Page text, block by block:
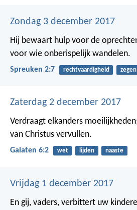
Zondag 3 december 2017
Hij bewaart hulp voor de
voor wie onberispelijk wandelen.
Spreuken 2:7 rechtvaardigheid zegen
Zaterdag 2 december 2017
Verdraagt elkanders
van Christus vervullen.
Galaten 6:2 wet lijden naaste
Vrijdag 1 december 2017
En gij, vaders, verbittert uw